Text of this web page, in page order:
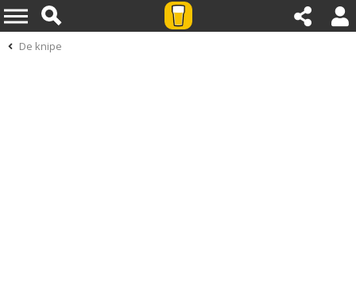
De knipe